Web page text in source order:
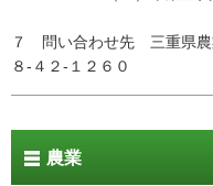
７ 問い合わせ先 三重県
８-４２-１２６０
農業